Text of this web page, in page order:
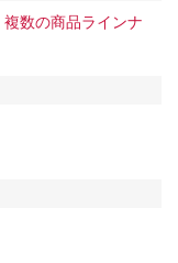
数の商品ラインナ